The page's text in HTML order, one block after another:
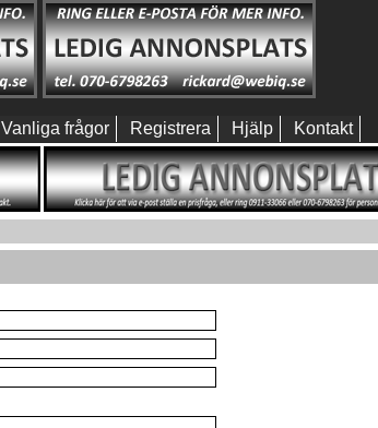
Vanliga frågor Registrera Hjälp Kontakt